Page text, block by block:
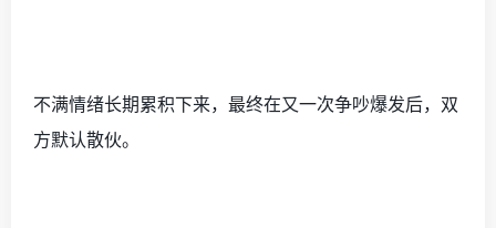
不满情绪长期累积下来，最终在又一次争吵爆发后，双
方默认散伙。